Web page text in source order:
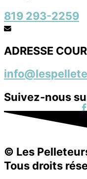
819 293-2259
ADRESSE
Suivez-nous
© Les
Tous droits